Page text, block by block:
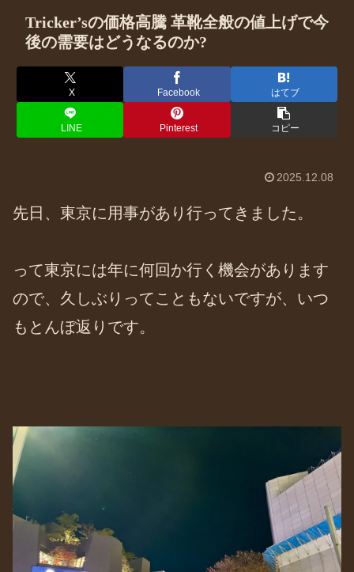
Tricker’sの価格高騰 革靴全般の値上げで今
後の需要はどうなるのか?
X Facebook はてブ
LINE Pinterest コピー
2025.12.08
先日、東京に用事があり行ってきました。
って東京には年に何回か行く機会があります
ので、久しぶりってこともないですが、いつ
もとんぼ返りです。